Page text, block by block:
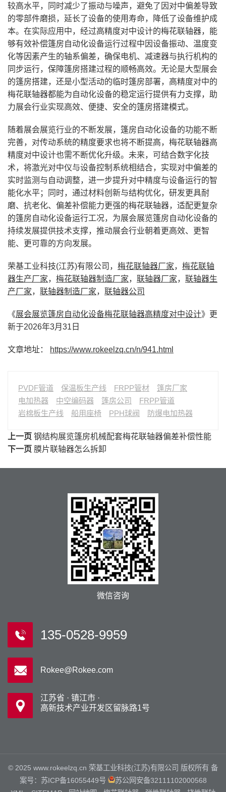
较高水平，同时减少了振动与噪声，避免了因对中偏差导致
的零部件磨损，延长了设备的使用寿命，降低了设备维护成
本。在实际应用中，经过高精度对中设计的梅花联轴器，能
够有效补偿篷房自动化设备运行过程中因设备振动、温度变
化等因素产生的轴系偏差，确保电机、减速器与执行机构的
同步运行，保障篷房搭建过程的顺畅高效。无论是大型展会
的篷房搭建，还是小型活动的临时篷房部署，高精度对中的
梅花联轴器都能为自动化设备的稳定运行提供有力支撑，助
力展会行业实现高效、便捷、安全的篷房搭建模式。
随着展会展览行业的不断发展，篷房自动化设备的功能不断
完善，对传动系统的精度要求也将不断提高，梅花联轴器高
精度对中设计也需不断优化升级。未来，可结合数字化技
术，将激光对中仪与设备控制系统相结合，实现对中偏差的
实时监测与自动调整，进一步提升对中精度与设备运行的智
能化水平；同时，通过材料创新与结构优化，研发更具耐
磨、抗老化、偏差补偿能力更强的梅花联轴器，适配更复杂
的篷房自动化设备运行工况，为展会展览篷房自动化设备的
持续发展提供技术支撑，推动展会行业朝着更高效、更智
能、更可靠的方向发展。
荣基工业科技(江苏)有限公司， 梅花联轴器厂家， 梅花联轴
器生产厂家， 梅花联轴器制造厂家， 联轴器厂家， 联轴器生
产厂家， 联轴器制造厂家， 联轴器公司
《展会展览篷房自动化设备梅花联轴器高精度对中设计》更
新于2026年3月31日
文章地址： https://www.rokeelzq.cn/n/941.html
PVDF管道 保温板生产线 FRPP管材
篷房厂家
电加热器
中空编码器 篷房公司
FRPP管道
岩棉板生产线
船用座椅 PPH球阀 防爆电加热器
上一页 钢结构展览篷房机械配套梅花联轴器偏差补偿性能
下一页 膜片联轴器怎么拆卸
微信咨询
135-0528-9959
Rokee@Rokee.com
江苏省 · 镇江市 ·
高新技术产业开发区留脉路1号
© 2025 www.rokeelzq.cn 荣基工业科技(江苏)有限公司 版权所有 备
案号： 苏ICP备16055449号
苏公网安备32111102000568